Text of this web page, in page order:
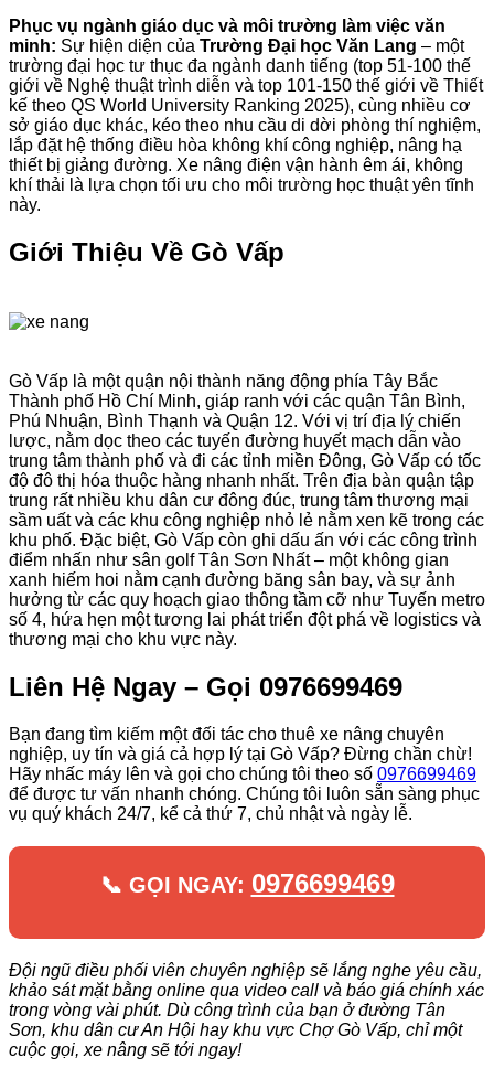
Phục vụ ngành giáo dục và môi trường làm việc văn
minh: Sự hiện diện của Trường Đại học Văn Lang – một
trường đại học tư thục đa ngành danh tiếng (top 51-100 thế
giới về Nghệ thuật trình diễn và top 101-150 thế giới về Thiết
kế theo QS World University Ranking 2025), cùng nhiều cơ
sở giáo dục khác, kéo theo nhu cầu di dời phòng thí nghiệm,
lắp đặt hệ thống điều hòa không khí công nghiệp, nâng hạ
thiết bị giảng đường. Xe nâng điện vận hành êm ái, không
khí thải là lựa chọn tối ưu cho môi trường học thuật yên tĩnh
này.
Giới Thiệu Về Gò Vấp
Gò Vấp là một quận nội thành năng động phía Tây Bắc
Thành phố Hồ Chí Minh, giáp ranh với các quận Tân Bình,
Phú Nhuận, Bình Thạnh và Quận 12. Với vị trí địa lý chiến
lược, nằm dọc theo các tuyến đường huyết mạch dẫn vào
trung tâm thành phố và đi các tỉnh miền Đông, Gò Vấp có tốc
độ đô thị hóa thuộc hàng nhanh nhất. Trên địa bàn quận tập
trung rất nhiều khu dân cư đông đúc, trung tâm thương mại
sầm uất và các khu công nghiệp nhỏ lẻ nằm xen kẽ trong các
khu phố. Đặc biệt, Gò Vấp còn ghi dấu ấn với các công trình
điểm nhấn như sân golf Tân Sơn Nhất – một không gian
xanh hiếm hoi nằm cạnh đường băng sân bay, và sự ảnh
hưởng từ các quy hoạch giao thông tầm cỡ như Tuyến metro
số 4, hứa hẹn một tương lai phát triển đột phá về logistics và
thương mại cho khu vực này.
Liên Hệ Ngay – Gọi 0976699469
Bạn đang tìm kiếm một đối tác cho thuê xe nâng chuyên
nghiệp, uy tín và giá cả hợp lý tại Gò Vấp? Đừng chần chừ!
Hãy nhấc máy lên và gọi cho chúng tôi theo số 0976699469
để được tư vấn nhanh chóng. Chúng tôi luôn sẵn sàng phục
vụ quý khách 24/7, kể cả thứ 7, chủ nhật và ngày lễ.
📞 GỌI NGAY: 0976699469
Đội ngũ điều phối viên chuyên nghiệp sẽ lắng nghe yêu cầu,
khảo sát mặt bằng online qua video call và báo giá chính xác
trong vòng vài phút. Dù công trình của bạn ở đường Tân
Sơn, khu dân cư An Hội hay khu vực Chợ Gò Vấp, chỉ một
cuộc gọi, xe nâng sẽ tới ngay!